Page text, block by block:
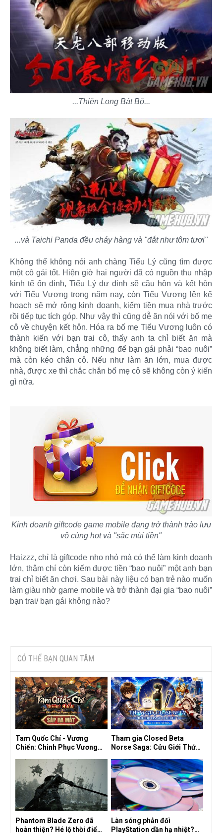
...Thiên Long Bát Bộ...
...và Taichi Panda đều cháy hàng và "đắt như tôm tươi"
Không thể không nói anh chàng Tiểu Lý cũng tìm được
một cô gái tốt. Hiện giờ hai người đã có nguồn thu nhập
kinh tế ổn định, Tiểu Lý dự định sẽ cầu hôn và kết hôn
với Tiểu Vương trong năm nay, còn Tiểu Vương lên kế
hoạch sẽ mở rộng kinh doanh, kiếm tiền mua nhà trước
rồi tiếp tục tích góp. Như vậy thì cũng dễ ăn nói với bố mẹ
cô về chuyện kết hôn. Hóa ra bố mẹ Tiểu Vương luôn có
thành kiến với bạn trai cô, thấy anh ta chỉ biết ăn mà
không biết làm, chẳng những để bạn gái phải “bao nuôi”
mà còn kéo chân cô. Nếu như làm ăn lớn, mua được
nhà, được xe thì chắc chắn bố mẹ cô sẽ không còn ý kiến
gì nữa.
Kinh doanh giftcode game mobile đang trở thành trào lưu
vô cùng hot và "sặc mùi tiền"
Haizzz, chỉ là giftcode nho nhỏ mà có thể làm kinh doanh
lớn, thậm chí còn kiếm được tiền “bao nuôi” một anh bạn
trai chỉ biết ăn chơi. Sau bài này liệu có bạn trẻ nào muốn
làm giàu nhờ game mobile và trở thành đại gia “bao nuôi”
bạn trai/ bạn gái không nào?​
CÓ THỂ BẠN QUAN TÂM
Tam Quốc Chí - Vương
Chiến: Chinh Phục Vương
sáu thị trường Đông Nam Á
Tham gia Closed Beta
Norse Saga: Cửu Giới Thức
3 ngay hôm nay
Phantom Blade Zero đã
hoàn thiện? Hé lộ thời điểm
Làn sóng phản đối
PlayStation dần hạ nhiệt?